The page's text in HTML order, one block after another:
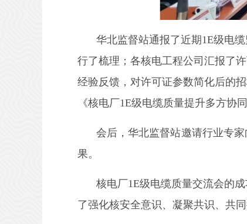
华北监督站通报了近期1E级电
行了梳理；各核电工程公司汇报了
经验反馈，对许可证参数简化后的
《核电厂1E级电缆质量提升多方协
会后，华北监督站邀请行业专
果。
核电厂1E级电缆质量交流会的
了强化核安全意识、凝聚共识、共同